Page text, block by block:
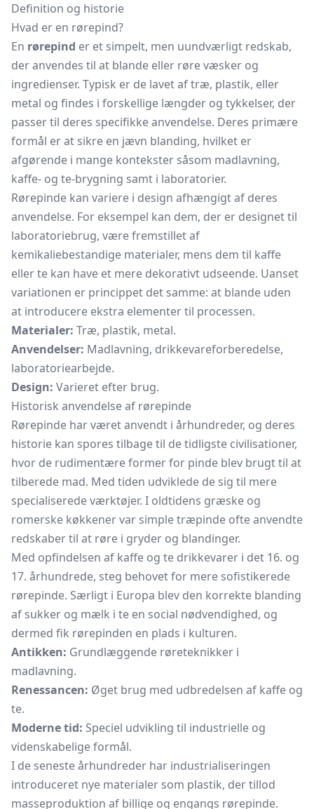
Definition og historie
Hvad er en rørepind?
En rørepind er et simpelt, men uundværligt redskab,
der anvendes til at blande eller røre væsker og
ingredienser. Typisk er de lavet af træ, plastik, eller
metal og findes i forskellige længder og tykkelser, der
passer til deres specifikke anvendelse. Deres primære
formål er at sikre en jævn blanding, hvilket er
afgørende i mange kontekster såsom madlavning,
kaffe- og te-brygning samt i laboratorier.
Rørepinde kan variere i design afhængigt af deres
anvendelse. For eksempel kan dem, der er designet til
laboratoriebrug, være fremstillet af
kemikaliebestandige materialer, mens dem til kaffe
eller te kan have et mere dekorativt udseende. Uanset
variationen er princippet det samme: at blande uden
at introducere ekstra elementer til processen.
Materialer: Træ, plastik, metal.
Anvendelser: Madlavning, drikkevareforberedelse,
laboratoriearbejde.
Design: Varieret efter brug.
Historisk anvendelse af rørepinde
Rørepinde har været anvendt i århundreder, og deres
historie kan spores tilbage til de tidligste civilisationer,
hvor de rudimentære former for pinde blev brugt til at
tilberede mad. Med tiden udviklede de sig til mere
specialiserede værktøjer. I oldtidens græske og
romerske køkkener var simple træpinde ofte anvendte
redskaber til at røre i gryder og blandinger.
Med opfindelsen af kaffe og te drikkevarer i det 16. og
17. århundrede, steg behovet for mere sofistikerede
rørepinde. Særligt i Europa blev den korrekte blanding
af sukker og mælk i te en social nødvendighed, og
dermed fik rørepinden en plads i kulturen.
Antikken: Grundlæggende røreteknikker i
madlavning.
Renessancen: Øget brug med udbredelsen af kaffe og
te.
Moderne tid: Speciel udvikling til industrielle og
videnskabelige formål.
I de seneste århundreder har industrialiseringen
introduceret nye materialer som plastik, der tillod
masseproduktion af billige og engangs rørepinde.